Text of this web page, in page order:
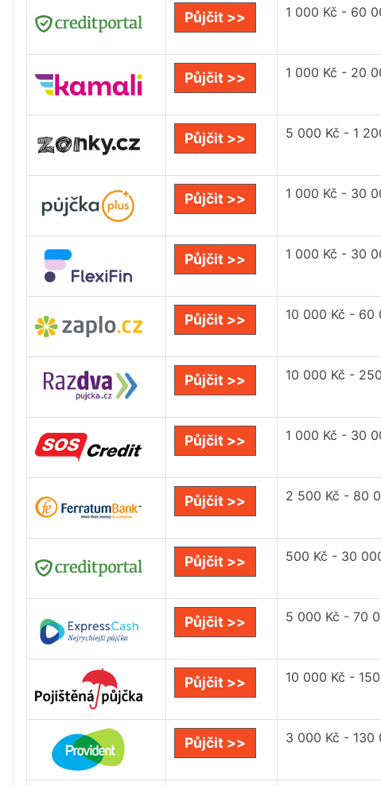
Půjčit >> 1 000 Kč - 60
Půjčit >> 1 000 Kč - 20
Půjčit >> 5 000 Kč - 1
Půjčit >> 1 000 Kč - 30
Půjčit >> 1 000 Kč - 30
Půjčit >> 10 000 Kč - 60
Půjčit >> 10 000 Kč -
Půjčit >> 1 000 Kč - 30
Půjčit >> 2 500 Kč - 80
Půjčit >> 500 Kč - 30
Půjčit >> 5 000 Kč - 70
Půjčit >> 10 000 Kč -
Půjčit >> 3 000 Kč - 130